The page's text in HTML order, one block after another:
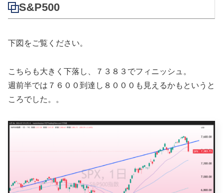
S&P500
下図をご覧ください。
こちらも大きく下落し、７３８３でフィニッシュ。
週前半では７６００到達し８０００も見えるかもというと
ころでした。。